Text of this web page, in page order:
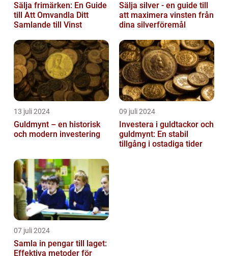
Sälja frimärken: En Guide
till Att Omvandla Ditt
Samlande till Vinst
Sälja silver - en guide till
att maximera vinsten från
dina silverföremål
13 juli 2024
Guldmynt – en historisk
och modern investering
09 juli 2024
Investera i guldtackor och
guldmynt: En stabil
tillgång i ostadiga tider
07 juli 2024
Samla in pengar till laget:
Effektiva metoder för